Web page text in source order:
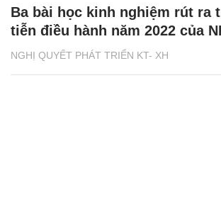
NGHỊ QUYẾT PHÁT TRIỂN KT- XH
Ba bài học kinh nghiệm rút ra
tiễn điều hành năm 2022 của